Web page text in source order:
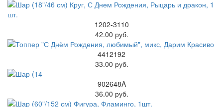
1202-3110
42.00 руб.
4412192
33.00 руб.
902648A
36.00 руб.